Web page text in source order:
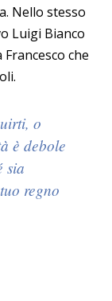
Nello stesso
Luigi Bianco
che
o
è debole
sia
regno